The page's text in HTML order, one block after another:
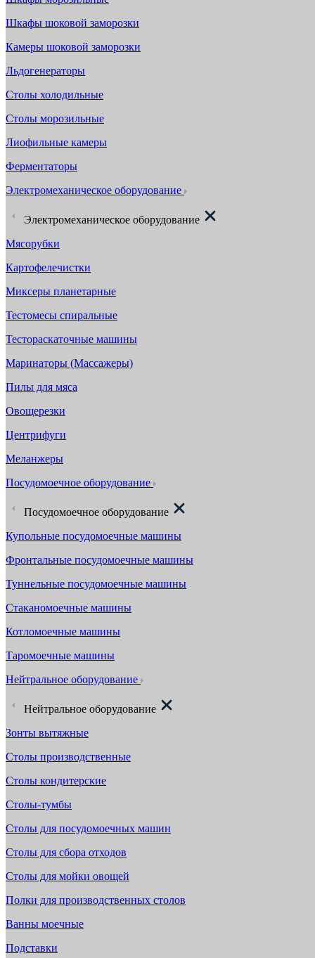
Шкафы шоковой заморозки
Камеры шоковой заморозки
Льдогенераторы
Столы холодильные
Столы морозильные
Лиофильные камеры
Ферментаторы
Электромеханическое оборудование
Электромеханическое оборудование
Мясорубки
Картофелечистки
Миксеры планетарные
Тестомесы спиральные
Тестораскаточные машины
Маринаторы (Массажеры)
Пилы для мяса
Овощерезки
Центрифуги
Меланжеры
Посудомоечное оборудование
Посудомоечное оборудование
Купольные посудомоечные машины
Фронтальные посудомоечные машины
Туннельные посудомоечные машины
Стаканомоечные машины
Котломоечные машины
Таромоечные машины
Нейтральное оборудование
Нейтральное оборудование
Зонты вытяжные
Столы производственные
Столы кондитерские
Столы-тумбы
Столы для посудомоечных машин
Столы для сбора отходов
Столы для мойки овощей
Полки для производственных столов
Ванны моечные
Подставки